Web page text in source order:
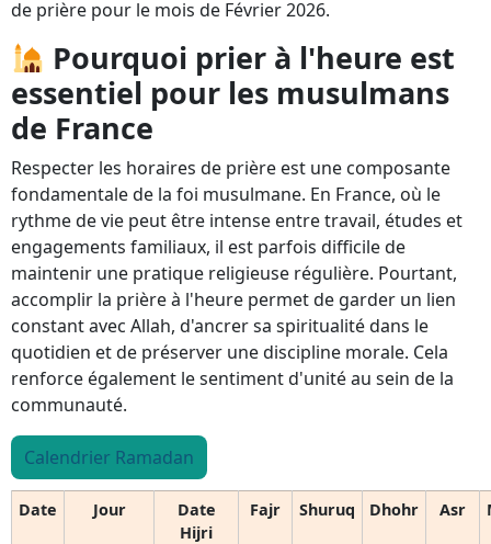
de prière pour le mois de Février 2026.
Pourquoi prier à l'heure est
essentiel pour les musulmans
de France
Respecter les horaires de prière est une composante
fondamentale de la foi musulmane. En France, où le
rythme de vie peut être intense entre travail, études et
engagements familiaux, il est parfois difficile de
maintenir une pratique religieuse régulière. Pourtant,
accomplir la prière à l'heure permet de garder un lien
constant avec Allah, d'ancrer sa spiritualité dans le
quotidien et de préserver une discipline morale. Cela
renforce également le sentiment d'unité au sein de la
communauté.
Calendrier Ramadan
Date Jour
Date
Hijri
Fajr Shuruq Dhohr Asr